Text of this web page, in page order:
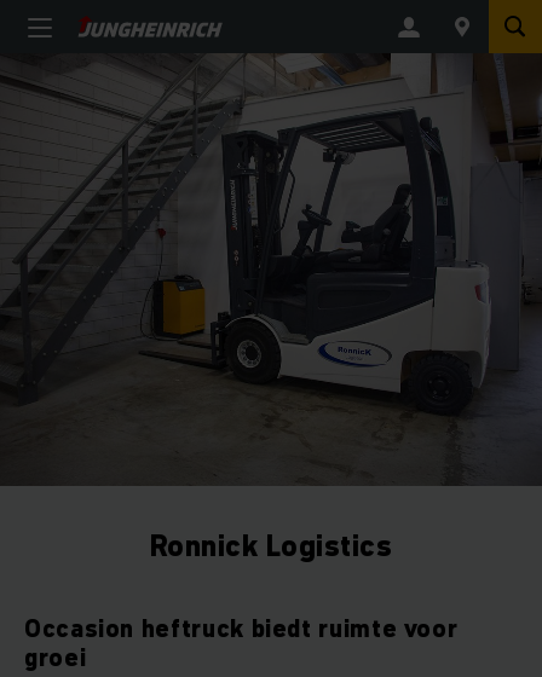
Ronnick Logistics
Occasion heftruck biedt ruimte voor
groei